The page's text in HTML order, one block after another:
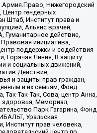
Нижегородский
Центр гендерных
Штаб, Институт права и
Альянс врачей,
действие,
инициатива,
поддержки и содействия
Горячая Линия, В защиту
и социальных движений,
Действие,
и защиты прав граждан,
и их семьям, Фонд
Так-Так-Так, Сова, центр Анна,
здоровья, Мемориал,
Парк Гагарина, Фонд
Уральская
Институт прав человека,